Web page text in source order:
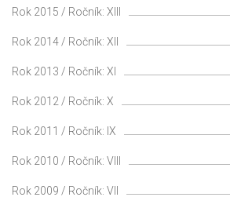
Rok 2015 / Ročník: XIII
Rok 2014 / Ročník: XII
Rok 2013 / Ročník: XI
Rok 2012 / Ročník: X
Rok 2011 / Ročník: IX
Rok 2010 / Ročník: VIII
Rok 2009 / Ročník: VII